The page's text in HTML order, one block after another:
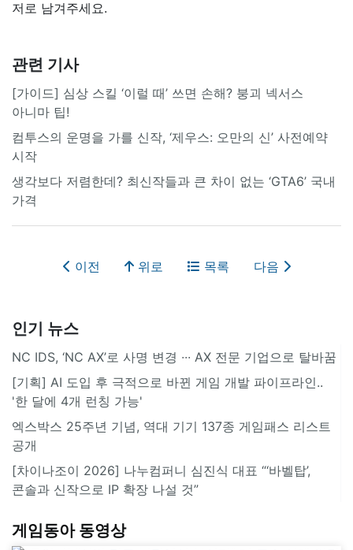
저로 남겨주세요.
관련 기사
[가이드] 심상 스킬 ‘이럴 때’ 쓰면 손해? 붕괴 넥서스
아니마 팁!
컴투스의 운명을 가를 신작, ‘제우스: 오만의 신’ 사전예약
시작
생각보다 저렴한데? 최신작들과 큰 차이 없는 ‘GTA6’ 국내
가격
이전 위로 목록 다음
인기 뉴스
NC IDS, ‘NC AX’로 사명 변경 ∙∙∙ AX 전문 기업으로 탈바꿈
[기획] AI 도입 후 극적으로 바뀐 게임 개발 파이프라인..
'한 달에 4개 런칭 가능'
엑스박스 25주년 기념, 역대 기기 137종 게임패스 리스트
공개
[차이나조이 2026] 나누컴퍼니 심진식 대표 “‘바벨탑’,
콘솔과 신작으로 IP 확장 나설 것”
게임동아 동영상